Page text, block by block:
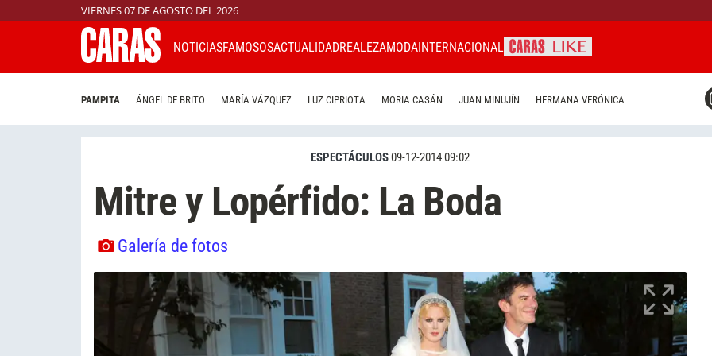
VIERNES 07 DE AGOSTO DEL 2026
NOTICIASFAMOSOSACTUALIDADREALEZAMODAINTERNACIONAL
PAMPITA ÁNGEL DE BRITO MARÍA VÁZQUEZ LUZ CIPRIOTA MORIA CASÁN JUAN MINUJÍN HERMANA VERÓNICA
ESPECTÁCULOS09-12-2014 09:02
Mitre y Lopérfido: La Boda
Galería de fotos